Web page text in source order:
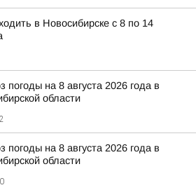
в Новосибирске с 8 по 14
погоды на 8 августа 2026 года в
области
погоды на 8 августа 2026 года в
области